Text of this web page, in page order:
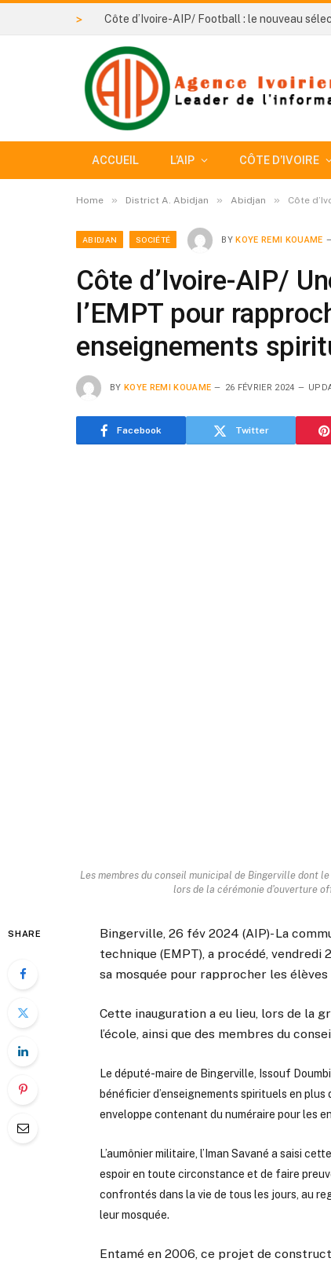
>
ACCUEIL L’AIP CÔTE D’IVOIRE
Home » District A. Abidjan » Abidjan » Côte
ABIDJAN SOCIÉTÉ BY KOYE REMI KOUAME
Côte d’Ivoire-AIP/
l’EMPT pour
enseignements
BY KOYE REMI KOUAME 26 FÉVRIER 2024
Facebook Twitter
Les membres du conseil municipal de Bingerville dont
lors de la cérémonie d'ouverture
SHARE
Bingerville, 26 fév 2024 (AIP)- La
technique (EMPT), a procédé,
sa mosquée pour rapprocher les
Cette inauguration a eu lieu, lors de la
l’école, ainsi que des membres du
Le député-maire de Bingerville, Issouf
bénéficier d’enseignements spirituels en
enveloppe contenant du numéraire pour les
L’aumônier militaire, l’Iman Savané a saisi
espoir en toute circonstance et de faire
confrontés dans la vie de tous les jours, au
leur mosquée.
Entamé en 2006, ce projet de